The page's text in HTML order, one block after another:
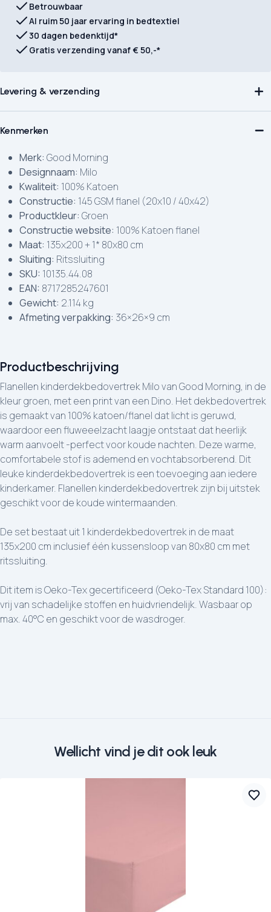
Productbeschrijving
Flanellen kinderdekbedovertrek Milo van Good Morning, in de
kleur groen, met een print van een Dino. Het dekbedovertrek
is gemaakt van 100% katoen/flanel dat licht is geruwd,
waardoor een fluweeelzacht laagje ontstaat dat heerlijk
warm aanvoelt -perfect voor koude nachten. Deze warme,
comfortabele stof is ademend en vochtabsorberend. Dit
leuke kinderdekbedovertrek is een toevoeging aan iedere
kinderkamer. Flanellen kinderdekbedovertrek zijn bij uitstek
geschikt voor de koude wintermaanden.
De set bestaat uit 1 kinderdekbedovertrek in de maat
135x200 cm inclusief één kussensloop van 80x80 cm met
ritssluiting.
Dit item is Oeko-Tex gecertificeerd (Oeko-Tex Standard 100):
vrij van schadelijke stoffen en huidvriendelijk. Wasbaar op
max. 40°C en geschikt voor de wasdroger.
Betrouwbaar
Al ruim 50 jaar ervaring in bedtextiel
30 dagen bedenktijd*
Gratis verzending vanaf € 50,-*
Levering & verzending
Kenmerken
Merk: Good Morning
Designnaam: Milo
Kwaliteit: 100% Katoen
Constructie: 145 GSM flanel (20x10 / 40x42)
Productkleur: Groen
Constructie website: 100% Katoen flanel
Maat: 135x200 + 1* 80x80 cm
Sluiting: Ritssluiting
SKU: 10135.44.08
EAN: 8717285247601
Gewicht: 2.114 kg
Afmeting verpakking: 36×26×9 cm
Wellicht vind je dit ook leuk